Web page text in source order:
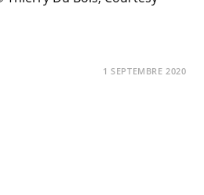
1 SEPTEMBRE 2020